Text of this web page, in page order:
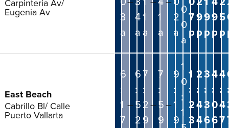
Carpinteria Av/
Eugenia Av
3
a
4
a
1
a
1
a
2
a
0
0
a
7
p
9
p
9
p
9
p
5
p
East Beach
Cabrillo Bl/ Calle
Puerto Vallarta
6
:
1
7
–
6
:
5
2
7
:
2
9
–
7
:
5
9
–
9
:
1
9
1
0
:
1
1
:
2
3
2
:
4
4
3
:
3
6
4
:
0
6
4
:
4
7
: